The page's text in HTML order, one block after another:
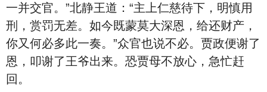
一并交官。”北静王道：“主上仁慈待下，明慎用
刑，赏罚无差。如今既蒙莫大深恩，给还财产，
你又何必多此一奏。”众官也说不必。贾政便谢了
恩，叩谢了王爷出来。恐贾母不放心，急忙赶
回。